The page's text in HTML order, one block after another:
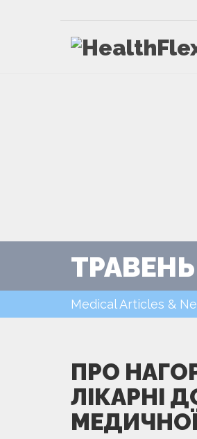
Medical Articles &
ПРО
ЛІКАРНІ